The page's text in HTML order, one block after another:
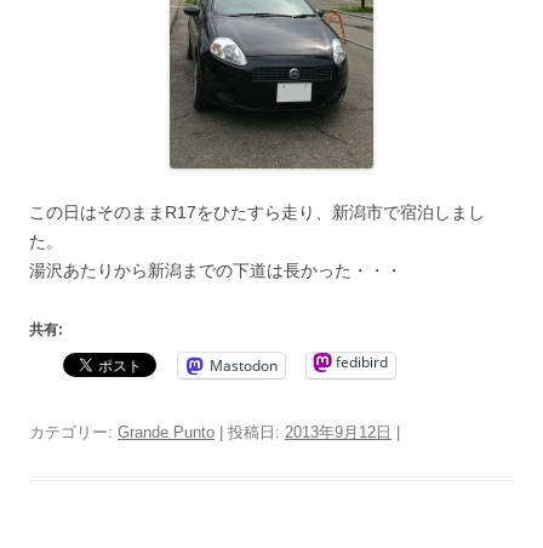
この日はそのままR17をひたすら走り、新潟市で宿泊しまし
た。
湯沢あたりから新潟までの下道は長かった・・・
共有:
Mastodon fedibird
カテゴリー: Grande Punto | 投稿日: 2013年9月12日 |